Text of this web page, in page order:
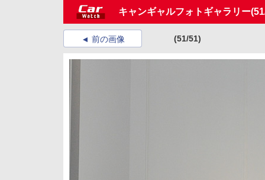
キャンギャルフォトギャラリー
前の画像 (51/51)